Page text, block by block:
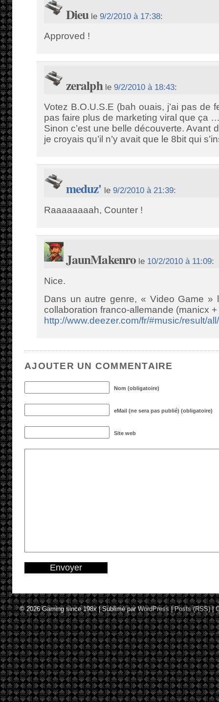
Dieule9/2/2010 à 17:38:
Approved !
zeralphle 9/2/2010 à 18:43:
Votez B.O.U.S.E (bah ouais, j’ai pas de
pas faire plus de marketing viral que ça
Sinon c’est une belle découverte. Avant
je croyais qu’il n’y avait que le 8bit qui
meduz' le 9/2/2010 à 21:39:
Raaaaaaaah, Counter !
JaunMakenro le 10/2/2010 à 11:09:
Nice.
Dans un autre genre, « Video Game »
collaboration franco-allemande (manicx
http://www.deezer.com/fr/#music/result/
AJOUTER UN COMMENTAIRE
Nom (obligatoire)
eMail (ne sera pas publié) (obligatoire)
Site web
© 2026Gaming since 198x|Sublimé parWordPress |Posts (RSS)|